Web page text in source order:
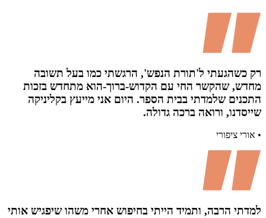
רק כשהגעתי ל'תורת הנפש', הרגשתי כמו בעל תשובה
מחדש, שהקשר החי עם הקדוש-ברוך-הוא מתחדש בזכות
התכנים שלמדתי בבית הספר. היום אני מייעץ בקליניקה
שייסדנו, ורואה ברכה גדולה.
• אורי ציפורי
למדתי הרבה, ותמיד הייתי בחיפוש אחרי משהו שיפגיש אותי